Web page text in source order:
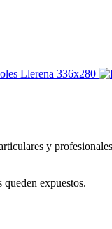
y
expuestos.